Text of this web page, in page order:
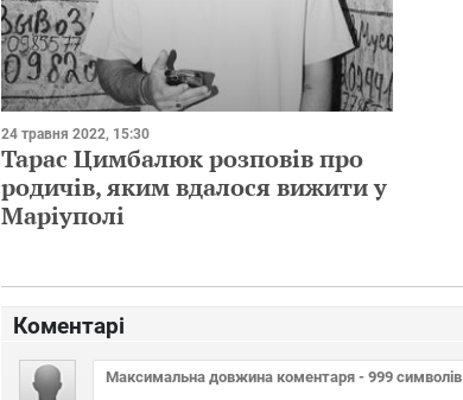
24 травня 2022, 15:30
Тарас Цимбалюк розповів про
родичів, яким вдалося вижити у
Маріуполі
Коментарі